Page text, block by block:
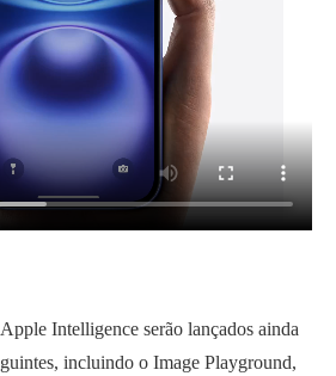
Intelligence serão lançados ainda
incluindo o Image Playground,